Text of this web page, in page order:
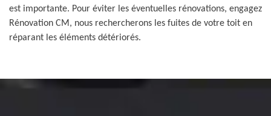
est importante. Pour éviter les éventuelles rénovations, engagez
Rénovation CM, nous rechercherons les fuites de votre toit en
réparant les éléments détériorés.